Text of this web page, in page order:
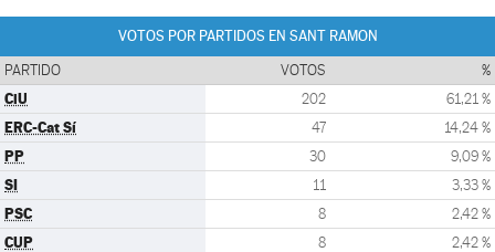
VOTOS POR PARTIDOS EN SANT RAMON
PARTIDO VOTOS %
CiU 202 61,21 %
ERC-Cat Sí 47 14,24 %
PP 30 9,09 %
SI 11 3,33 %
PSC 8 2,42 %
CUP 8 2,42 %